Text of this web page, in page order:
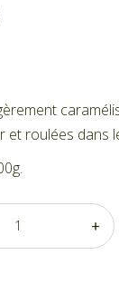
et roulées dans